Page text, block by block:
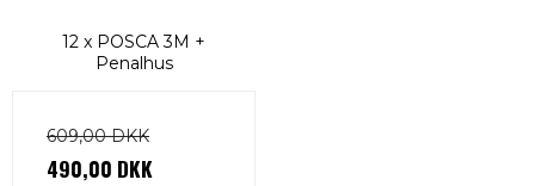
12 x POSCA 3M +
Penalhus
609,00 DKK
490,00 DKK